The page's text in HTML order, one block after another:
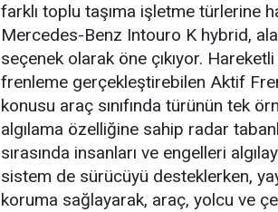
farklı toplu taşıma işletme türlerine
Mercedes-Benz Intouro K hybrid,
seçenek olarak öne çıkıyor.
frenleme gerçekleştirebilen Aktif
konusu araç sınıfında türünün tek
algılama özelliğine sahip radar
sırasında insanları ve engelleri
sistem de sürücüyü desteklerken,
koruma sağlayarak, araç, yolcu ve